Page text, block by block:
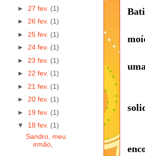
► 27 fev. (1)
► 26 fev. (1)
► 25 fev. (1)
► 24 fev. (1)
► 23 fev. (1)
► 22 fev. (1)
► 21 fev. (1)
► 20 fev. (1)
► 19 fev. (1)
▼ 18 fev. (1)
Sandro, meu
irmão,